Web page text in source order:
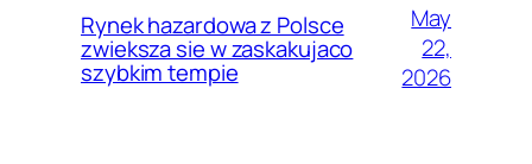
Rynek hazardowa z Polsce
zwieksza sie w zaskakujaco
szybkim tempie
May
22,
2026